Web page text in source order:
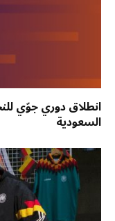
السعودية